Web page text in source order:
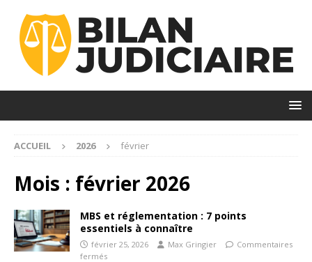
ACCUEIL 2026 février
Mois : février 2026
MBS et réglementation : 7 points
essentiels à connaître
février 25, 2026 Max Gringier
Commentaires
fermés